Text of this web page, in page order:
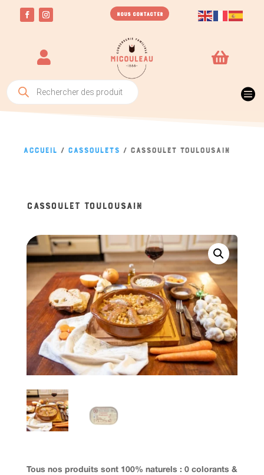
NOUS CONTACTER
 
Recherche
produits 
Accueil / Cassoulets / Cassoulet Toulousain
CASSOULET TOULOUSAIN
Tous nos produits sont 100% naturels : 0 colorants &